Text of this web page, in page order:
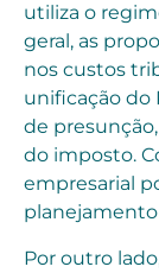
utiliza o
geral, as
nos custos
unificação do
de
do imposto.
empresarial
Por outro